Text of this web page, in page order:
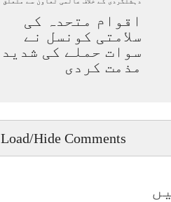
اقوام متحدہ کی
سلامتی کونسل نے
سوات حملے کی شدید
مذمت کردی
Load/Hide Comments